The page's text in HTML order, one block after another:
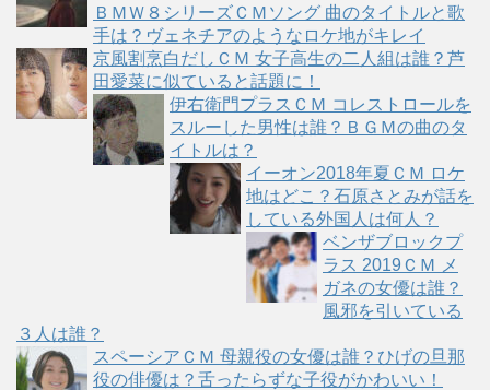
ＢＭＷ８シリーズＣＭソング 曲のタイトルと歌
手は？ヴェネチアのようなロケ地がキレイ
京風割烹白だしＣＭ 女子高生の二人組は誰？芦
田愛菜に似ていると話題に！
伊右衛門プラスＣＭ コレストロールを
スルーした男性は誰？ＢＧＭの曲のタ
イトルは？
イーオン2018年夏ＣＭ ロケ
地はどこ？石原さとみが話を
している外国人は何人？
ベンザブロックプ
ラス 2019ＣＭ メ
ガネの女優は誰？
風邪を引いている
３人は誰？
スペーシアＣＭ 母親役の女優は誰？ひげの旦那
役の俳優は？舌ったらずな子役がかわいい！